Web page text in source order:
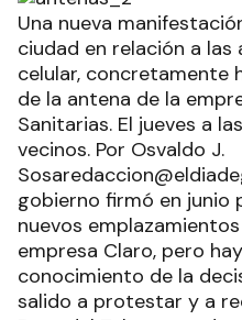
Una nueva
ciudad en relación a
celular, concretamente
de la antena de la
Sanitarias. El jueves a
vecinos. Por Osvaldo J.
gobierno firmó en junio
nuevos
empresa Claro, pero
conocimiento de la
salido a protestar y a